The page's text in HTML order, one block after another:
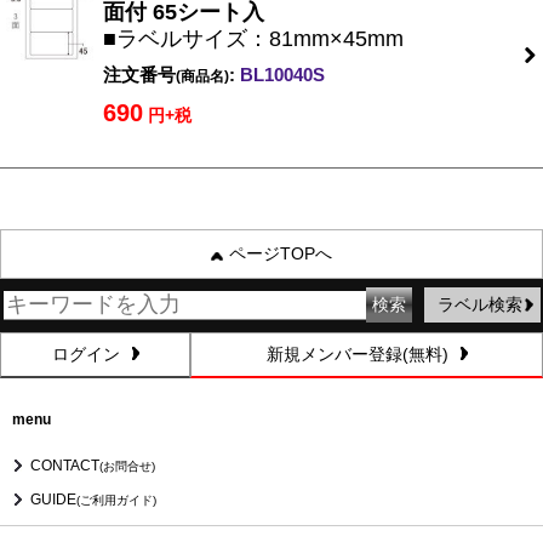
面付 65シート入
■ラベルサイズ：81mm×45mm
注文番号(商品名): BL10040S
690 円+税
ページTOPへ
ラベル検索
ログイン 新規メンバー登録(無料)
menu
CONTACT(お問合せ)
GUIDE(ご利用ガイド)